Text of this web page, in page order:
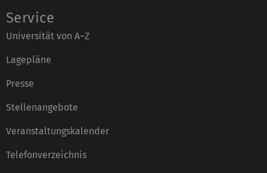
Service
Universität von A–Z
Lagepläne
Presse
Stellenangebote
Veranstaltungskalender
Telefonverzeichnis